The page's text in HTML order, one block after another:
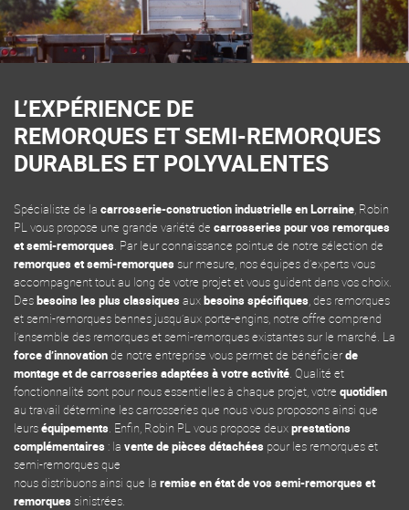
L’EXPÉRIENCE DE
REMORQUES ET SEMI-REMORQUES
DURABLES ET POLYVALENTES
Spécialiste de la carrosserie-construction industrielle en Lorraine, Robin
PL vous propose une grande variété de carrosseries pour vos remorques
et semi-remorques. Par leur connaissance pointue de notre sélection de
remorques et semi-remorquessur mesure, nos équipes d’experts vous
accompagnent tout au long de votre projet et vous guident dans vos choix.
Desbesoins les plus classiquesauxbesoins spécifiques, des remorques
et semi-remorques bennes jusqu’aux porte-engins, notre offre comprend
l’ensemble des remorques et semi-remorques existantes sur le marché. La
force d’innovationde notre entreprise vous permet de bénéficierde
montage et de carrosseries adaptées à votre activité. Qualité et
fonctionnalité sont pour nous essentielles à chaque projet, votre quotidien
au travail détermine les carrosseries que nous vous proposons ainsi que
leurséquipements. Enfin, Robin PL vous propose deuxprestations
complémentaires: la vente de pièces détachées pour les remorques et
semi-remorques que
nous distribuons ainsi que la remise en état de vos semi-remorques et
remorquessinistrées.